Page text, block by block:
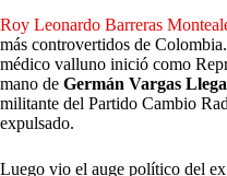
Roy Leonardo Barreras
más controvertidos de
médico valluno inició como
mano de Germán Vargas
militante del Partido Cambio
expulsado.
Luego vio el auge político del ex